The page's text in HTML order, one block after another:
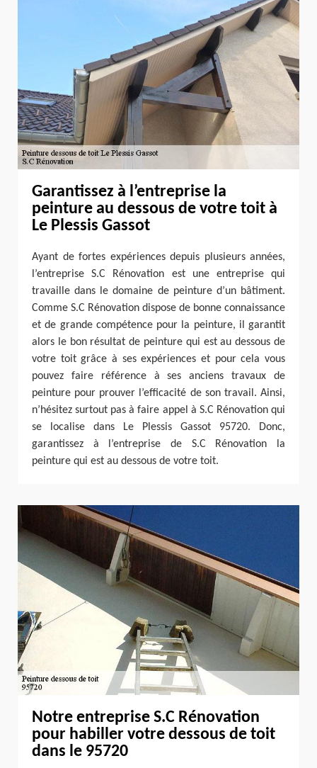
Garantissez à l’entreprise la
peinture au dessous de votre toit à
Le Plessis Gassot
Ayant de fortes expériences depuis plusieurs années,
l’entreprise S.C Rénovation est une entreprise qui
travaille dans le domaine de peinture d’un bâtiment.
Comme S.C Rénovation dispose de bonne connaissance
et de grande compétence pour la peinture, il garantit
alors le bon résultat de peinture qui est au dessous de
votre toit grâce à ses expériences et pour cela vous
pouvez faire référence à ses anciens travaux de
peinture pour prouver l’efficacité de son travail. Ainsi,
n’hésitez surtout pas à faire appel à S.C Rénovation qui
se localise dans Le Plessis Gassot 95720. Donc,
garantissez à l’entreprise de S.C Rénovation la
peinture qui est au dessous de votre toit.
Notre entreprise S.C Rénovation
pour habiller votre dessous de toit
dans le 95720